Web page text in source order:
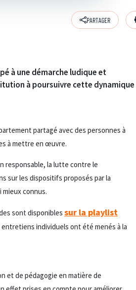
PARTAGER
à une démarche ludique et
à poursuivre cette dynamique
partagé avec des personnes à
à mettre en œuvre.
responsable, la lutte contre le
sur les dispositifs proposés par la
connus.
sont disponibles sur la playlist
individuels ont été menés à la
et de pédagogie en matière de